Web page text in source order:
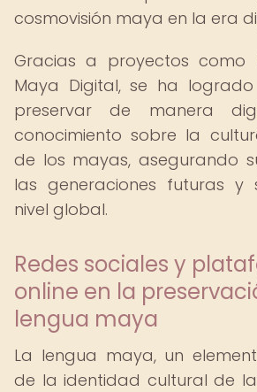
cosmovisión maya en la era
Gracias a proyectos como
Maya Digital, se ha
preservar de manera
conocimiento sobre la
de los mayas, asegurando
las generaciones futuras y
nivel global.
Redes sociales y
online en la
lengua maya
La lengua maya, un
de la identidad cultural de